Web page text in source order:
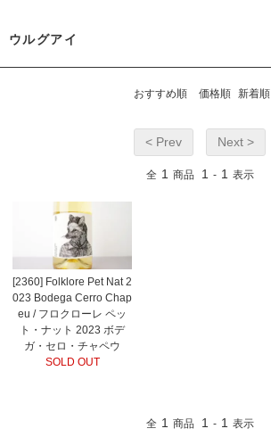
ウルグアイ
おすすめ順 価格順 新着順
< Prev Next >
全 1 商品 1 - 1 表示
[2360] Folklore Pet Nat 2
023 Bodega Cerro Chap
eu / フロクローレ ペッ
ト・ナット 2023 ボデ
ガ・セロ・チャペウ
SOLD OUT
全 1 商品 1 - 1 表示